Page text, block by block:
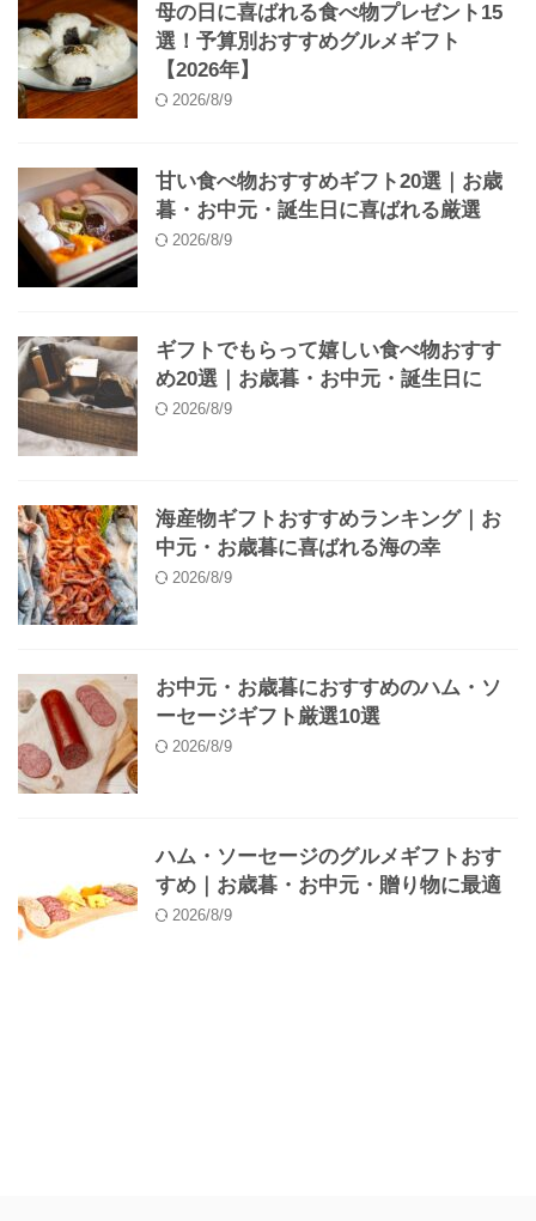
母の日に喜ばれる食べ物プレゼント15
選！予算別おすすめグルメギフト
【2026年】
2026/8/9
甘い食べ物おすすめギフト20選｜お歳
暮・お中元・誕生日に喜ばれる厳選
2026/8/9
ギフトでもらって嬉しい食べ物おすす
め20選｜お歳暮・お中元・誕生日に
2026/8/9
海産物ギフトおすすめランキング｜お
中元・お歳暮に喜ばれる海の幸
2026/8/9
お中元・お歳暮におすすめのハム・ソ
ーセージギフト厳選10選
2026/8/9
ハム・ソーセージのグルメギフトおす
すめ｜お歳暮・お中元・贈り物に最適
2026/8/9